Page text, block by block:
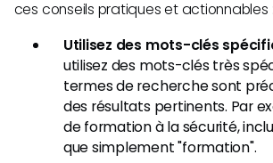
ces conseils pratiques et actionnables :
Utilisez des mots-clés
utilisez des mots-clés très
termes de recherche sont
des résultats pertinents. Par
de formation à la sécurité,
que simplement "formation".